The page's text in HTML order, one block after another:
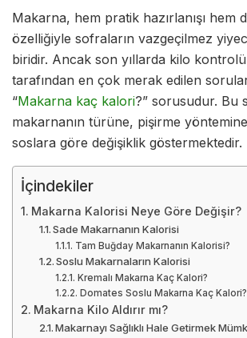
Makarna, hem pratik hazırlanışı hem
özelliğiyle sofraların vazgeçilmez
biridir. Ancak son yıllarda kilo
tarafından en çok merak edilen
“Makarna kaç kalori?” sorusudur. Bu
makarnanın türüne, pişirme
soslara göre değişiklik göstermektedir.
İçindekiler
Makarna Kalorisi Neye Göre Değişir?
Sade Makarnanın Kalorisi
Tam Buğday Makarnanın Kalorisi?
Soslu Makarnaların Kalorisi
Kremalı Makarna Kaç Kalori?
Domates Soslu Makarna Kaç Kalori?
Makarna Kilo Aldırır mı?
Makarnayı Sağlıklı Hale Getirmek